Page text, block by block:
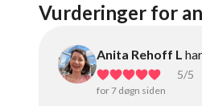
Vurderinger for
Anita Rehoff L
5/5
for 7 døgn siden